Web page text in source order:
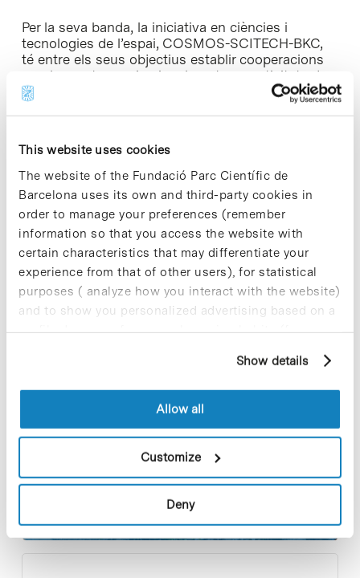
This website uses cookies
The website of the Fundació Parc Científic de
Barcelona uses its own and third-party cookies in
order to manage your preferences (remember
information so that you access the website with
certain characteristics that may differentiate your
experience from that of other users), for statistical
purposes ( analyze how you interact with the website)
and to show you personalized advertising based on a
profile drawn up from your browsing habits (for
cookies, you can consult the website's Cookie Policy.
Show details
Allow all
Customize
Deny
Per la seva banda, la iniciativa en ciències i
tecnologies de l’espai, COSMOS-SCITECH-BKC,
té entre els seus objectius establir cooperacions
regulars entre equips involucrats en activitats de
ciència bàsica i equips tecnològics, així com
fomentar la cooperació amb instituts del CSIC
Share Share
Collective projects are enriching.
Participate and make the PCB more
sustainable
9 de September de 2025